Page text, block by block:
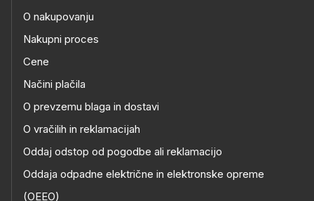
O nakupovanju
Nakupni proces
Cene
Načini plačila
O prevzemu blaga in dostavi
O vračilih in reklamacijah
Oddaj odstop od pogodbe ali reklamacijo
Oddaja odpadne električne in elektronske opreme
(OEEO)